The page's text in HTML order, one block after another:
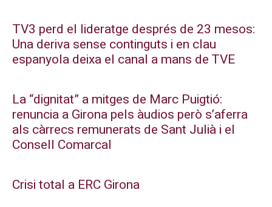
TV3 perd el lideratge després de 23 mesos:
Una deriva sense continguts i en clau
espanyola deixa el canal a mans de TVE
La “dignitat” a mitges de Marc Puigtió:
renuncia a Girona pels àudios però s’aferra
als càrrecs remunerats de Sant Julià i el
Consell Comarcal
Crisi total a ERC Girona